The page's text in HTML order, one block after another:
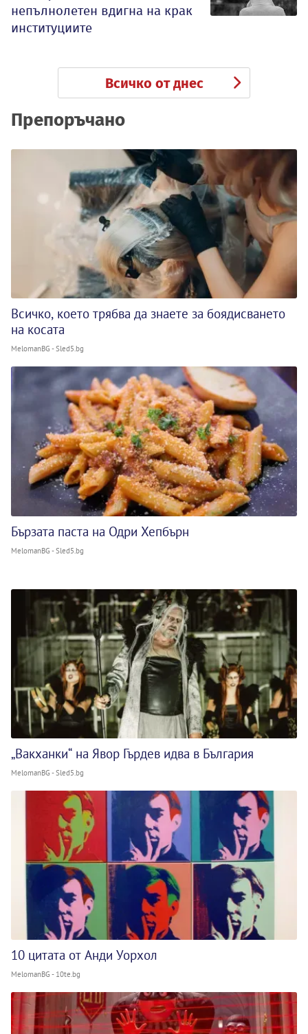
непълнолетен вдигна на крак
институциите
Всичко от днес
Препоръчано
Всичко, което трябва да знаете за боядисването
на косата
MelomanBG - Sled5.bg
Бързата паста на Одри Хепбърн
MelomanBG - Sled5.bg
„Вакханки“ на Явор Гърдев идва в България
MelomanBG - Sled5.bg
10 цитата от Анди Уорхол
MelomanBG - 10te.bg